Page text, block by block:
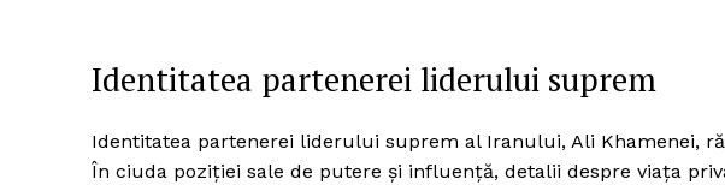
Identitatea partenerei liderului suprem
Identitatea partenerei liderului suprem al Iranului, Ali Khamenei,
În ciuda poziției sale de putere și influență, detalii despre viața